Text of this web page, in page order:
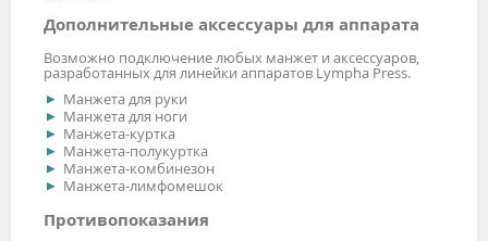
Дополнительные аксессуары для аппарата
Возможно подключение любых манжет и аксессуаров,
разработанных для линейки аппаратов Lympha Press.
Манжета для руки
Манжета для ноги
Манжета-куртка
Манжета-полукуртка
Манжета-комбинезон
Манжета-лимфомешок
Противопоказания